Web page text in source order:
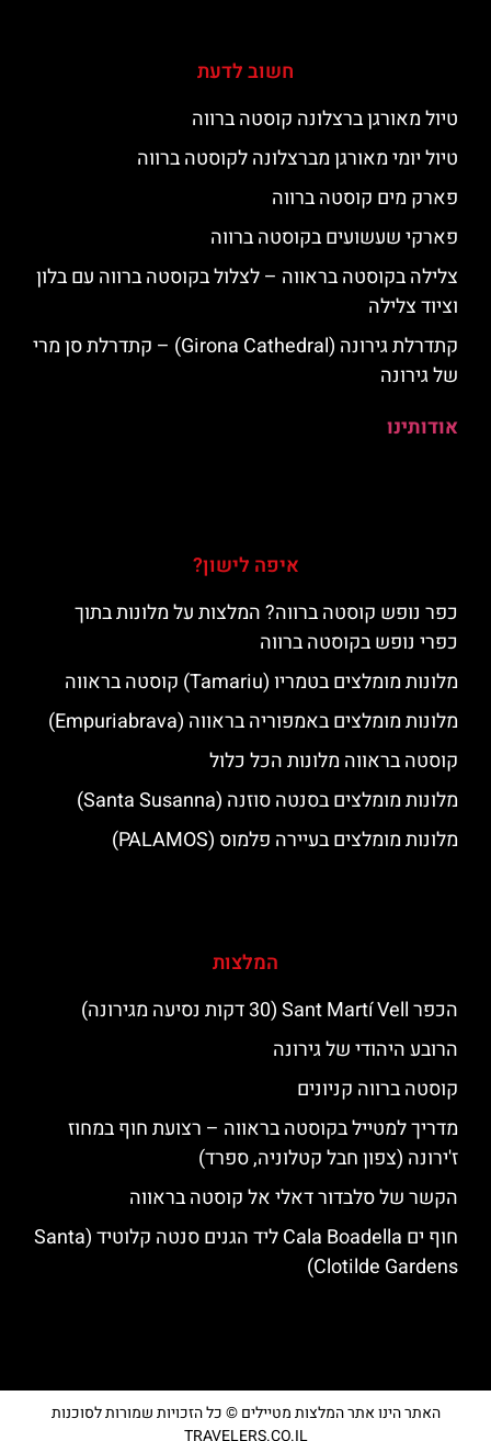
חשוב לדעת
טיול מאורגן ברצלונה קוסטה ברווה
טיול יומי מאורגן מברצלונה לקוסטה ברווה
פארק מים קוסטה ברווה
פארקי שעשועים בקוסטה ברווה
צלילה בקוסטה בראווה – לצלול בקוסטה ברווה עם בלון
וציוד צלילה
קתדרלת גירונה (Girona Cathedral) – קתדרלת סן מרי
של גירונה
אודותינו
איפה לישון?
כפר נופש קוסטה ברווה? המלצות על מלונות בתוך
כפרי נופש בקוסטה ברווה
מלונות מומלצים בטמריו (Tamariu) קוסטה בראווה
מלונות מומלצים באמפוריה בראווה (Empuriabrava)
קוסטה בראווה מלונות הכל כלול
מלונות מומלצים בסנטה סוזנה (Santa Susanna)
מלונות מומלצים בעיירה פלמוס (PALAMOS)
המלצות
הכפר Sant Martí Vell (30 דקות נסיעה מגירונה)
הרובע היהודי של גירונה
קוסטה ברווה קניונים
מדריך למטייל בקוסטה בראווה – רצועת חוף במחוז
ז'ירונה (צפון חבל קטלוניה, ספרד)
הקשר של סלבדור דאלי אל קוסטה בראווה
חוף ים Cala Boadella ליד הגנים סנטה קלוטיד (Santa
Clotilde Gardens)
האתר הינו אתר המלצות מטיילים © כל הזכויות שמורות לסוכנות